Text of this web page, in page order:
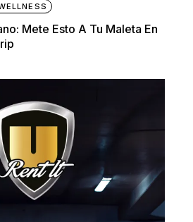
Mete Esto A Tu Maleta En